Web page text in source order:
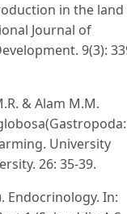
in the land
Journal of
9(3):
& Alam M.M.
University
26: 35-39.
Endocrinology. In: